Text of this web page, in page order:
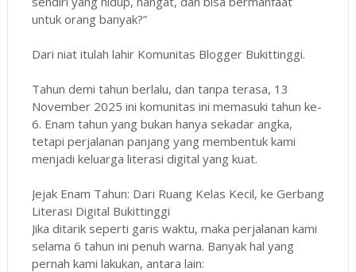
untuk orang banyak?”
Dari niat itulah lahir Komunitas Blogger Bukittinggi.
Tahun demi tahun berlalu, dan tanpa terasa, 13
November 2025 ini komunitas ini memasuki tahun ke-
6. Enam tahun yang bukan hanya sekadar angka,
tetapi perjalanan panjang yang membentuk kami
menjadi keluarga literasi digital yang kuat.
Jejak Enam Tahun: Dari Ruang Kelas Kecil, ke Gerbang
Literasi Digital Bukittinggi
Jika ditarik seperti garis waktu, maka perjalanan kami
selama 6 tahun ini penuh warna. Banyak hal yang
pernah kami lakukan, antara lain: